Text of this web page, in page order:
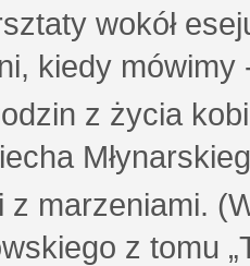
wokół
kiedy mówimy
z życia
marzeniami.
z tomu